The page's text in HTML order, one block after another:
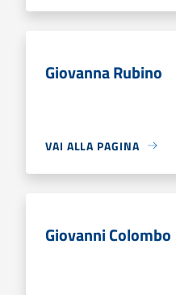
Giovanna Rubino
VAI ALLA PAGINA
Giovanni Colombo